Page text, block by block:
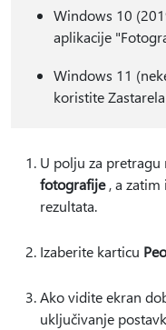
Windows 10
aplikacije
Windows 11
koristite
U polju za pretragu
fotografije, a zatim
rezultata.
Izaberite karticu
Ako vidite ekran
uključivanje